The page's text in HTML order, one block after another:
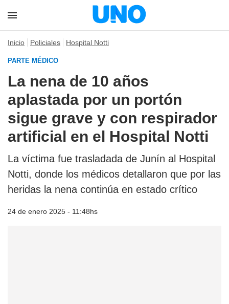
Inicio Policiales Hospital Notti
PARTE MÉDICO
La nena de 10 años
aplastada por un portón
sigue grave y con respirador
artificial en el Hospital Notti
La víctima fue trasladada de Junín al Hospital
Notti, donde los médicos detallaron que por las
heridas la nena continúa en estado crítico
24 de enero 2025 - 11:48hs